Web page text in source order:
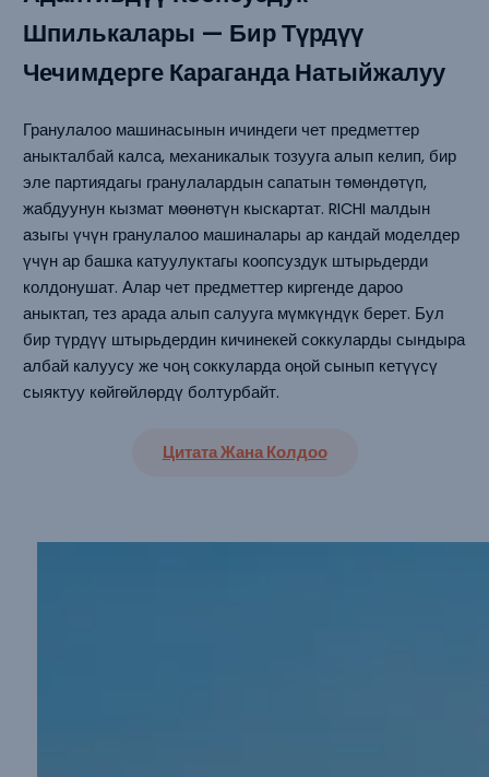
Шпилькалары — Бир Түрдүү
Чечимдерге Караганда Натыйжалуу
Гранулалоо машинасынын ичиндеги чет предметтер
аныкталбай калса, механикалык тозууга алып келип, бир
эле партиядагы гранулалардын сапатын төмөндөтүп,
жабдуунун кызмат мөөнөтүн кыскартат. RICHI малдын
азыгы үчүн гранулалоо машиналары ар кандай моделдер
үчүн ар башка катуулуктагы коопсуздук штырьдерди
колдонушат. Алар чет предметтер киргенде дароо
аныктап, тез арада алып салууга мүмкүндүк берет. Бул
бир түрдүү штырьдердин кичинекей соккуларды сындыра
албай калуусу же чоң соккуларда оңой сынып кетүүсү
сыяктуу көйгөйлөрдү болтурбайт.
Цитата Жана Колдоо